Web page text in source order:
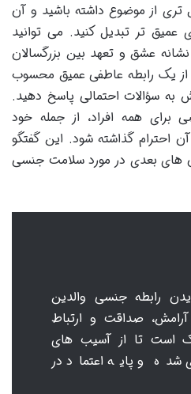
تری از موضوع داشته باشید و آن
تر تبدیل کنید. می توانید
عشق و تعهد بین بزرگسالان
یک رابطه عاطفی عمیق محسوب
سؤالات احتمالی پاسخ دهید.
برای همه افراد، از جمله خود
احترام گذاشته شود. این گفتگو
های بعدی در مورد سلامت جنسی
رابطه جنسی والدین
آرامش، صداقت و ارتباط
است تا از آسیب های
شده و پایه اعتماد در